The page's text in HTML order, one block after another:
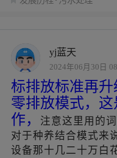
yj蓝天
2024年06月30日
标排放标准再
零排放模式，
作，
注意这里用的
对于种养结合模式来
设备那十几二十万白